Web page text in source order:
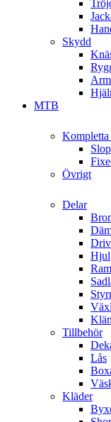
Skydd
MTB
Övrigt
Delar
Hjul
Tillbehör
Lås
Kläder